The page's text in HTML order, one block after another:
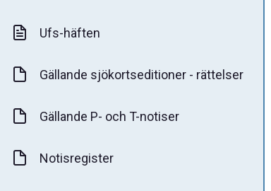
Ufs-häften
Gällande sjökortseditioner - rättelser
Gällande P- och T-notiser
Notisregister